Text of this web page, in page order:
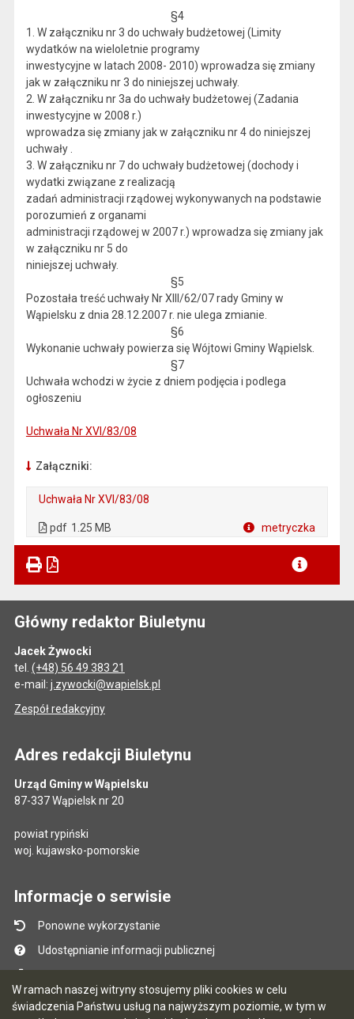
W ramach naszej witryny stosujemy pliki cookies w celu
świadczenia Państwu usług na najwyższym poziomie, w tym w
§4
1. W załączniku nr 3 do uchwały budżetowej (Limity
wydatków na wieloletnie programy
inwestycyjne w latach 2008- 2010) wprowadza się zmiany
jak w załączniku nr 3 do niniejszej uchwały.
2. W załączniku nr 3a do uchwały budżetowej (Zadania
inwestycyjne w 2008 r.)
wprowadza się zmiany jak w załączniku nr 4 do niniejszej
uchwały .
3. W załączniku nr 7 do uchwały budżetowej (dochody i
wydatki związane z realizacją
zadań administracji rządowej wykonywanych na podstawie
porozumień z organami
administracji rządowej w 2007 r.) wprowadza się zmiany jak
w załączniku nr 5 do
niniejszej uchwały.
§5
Pozostała treść uchwały Nr XIII/62/07 rady Gminy w
Wąpielsku z dnia 28.12.2007 r. nie ulega zmianie.
§6
Wykonanie uchwały powierza się Wójtowi Gminy Wąpielsk.
§7
Uchwała wchodzi w życie z dniem podjęcia i podlega
ogłoszeniu
Uchwała Nr XVI/83/08
Załączniki:
Uchwała Nr XVI/83/08
pdf 1.25 MB metryczka
Główny redaktor Biuletynu
Jacek Żywocki
tel. (+48) 56 49 383 21
e-mail: j.zywocki@wapielsk.pl
Zespół redakcyjny
Adres redakcji Biuletynu
Urząd Gminy w Wąpielsku
87-337 Wąpielsk nr 20
powiat rypiński
woj. kujawsko-pomorskie
Informacje o serwisie
Ponowne wykorzystanie
Udostępnianie informacji publicznej
Mapa serwisu
Instrukcja obsługi